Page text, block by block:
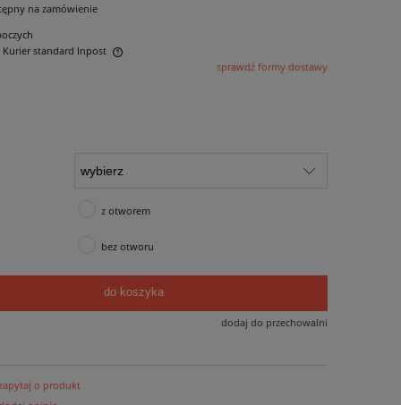
na zamówienie
Kurier standard Inpost
sprawdź formy dostawy
z otworem
bez otworu
do koszyka
dodaj do przechowalni
o produkt